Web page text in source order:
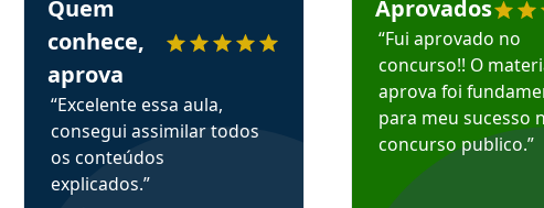
Quem
conhece,
aprova
“Excelente essa aula,
consegui assimilar todos
os conteúdos
explicados.”
Aprovados
“Fui aprovado no
concurso!! O
aprova foi
para meu sucesso
concurso publico.”